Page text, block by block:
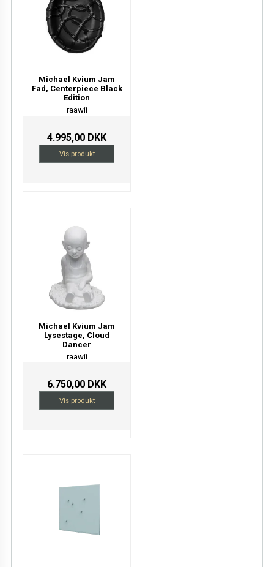
Michael Kvium Jam
Fad, Centerpiece Black
Edition
raawii
4.995,00 DKK
Vis produkt
Michael Kvium Jam
Lysestage, Cloud
Dancer
raawii
6.750,00 DKK
Vis produkt